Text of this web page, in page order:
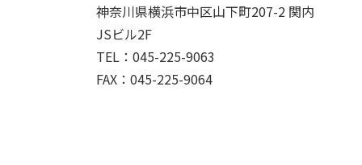
神奈川県横浜市中区山下町207-2 関内
JSビル2F
TEL：045-225-9063
FAX：045-225-9064